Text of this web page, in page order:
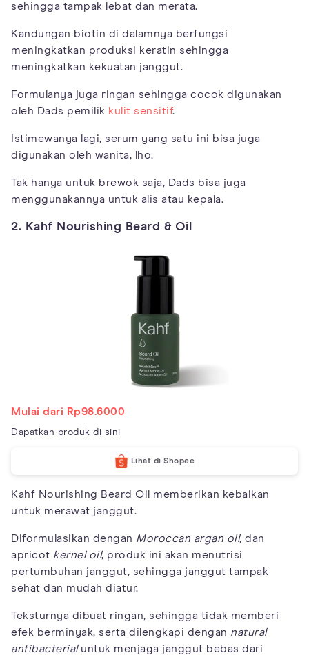
sehingga tampak lebat dan merata.
Kandungan biotin di dalamnya berfungsi
meningkatkan produksi keratin sehingga
meningkatkan kekuatan janggut.
Formulanya juga ringan sehingga cocok digunakan
oleh Dads pemilik kulit sensitif.
Istimewanya lagi, serum yang satu ini bisa juga
digunakan oleh wanita, lho.
Tak hanya untuk brewok saja, Dads bisa juga
menggunakannya untuk alis atau kepala.
2. Kahf Nourishing Beard & Oil
Mulai dari Rp98.6000
Dapatkan produk di sini
Lihat di Shopee
Kahf Nourishing Beard Oil memberikan kebaikan
untuk merawat janggut.
Diformulasikan dengan Moroccan argan oil, dan
apricot kernel oil, produk ini akan menutrisi
pertumbuhan janggut, sehingga janggut tampak
sehat dan mudah diatur.
Teksturnya dibuat ringan, sehingga tidak memberi
efek berminyak, serta dilengkapi dengan natural
antibacterialuntuk menjaga janggut bebas dari